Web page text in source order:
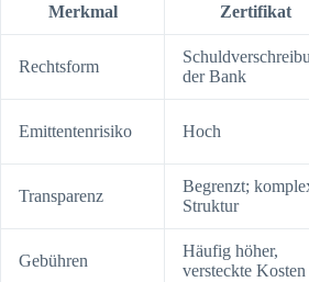
Merkmal Zertifikat
Rechtsform
der Bank
Emittentenrisiko Hoch
Transparenz
Begrenzt;
Struktur
Gebühren
Häufig höher,
versteckte Kosten